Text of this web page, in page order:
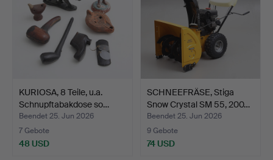
KURIOSA, 8 Teile, u.a.
Schnupftabakdose so…
Beendet 25. Jun 2026
7 Gebote
48 USD
SCHNEEFRÄSE, Stiga
Snow Crystal SM 55, 200…
Beendet 25. Jun 2026
9 Gebote
74 USD